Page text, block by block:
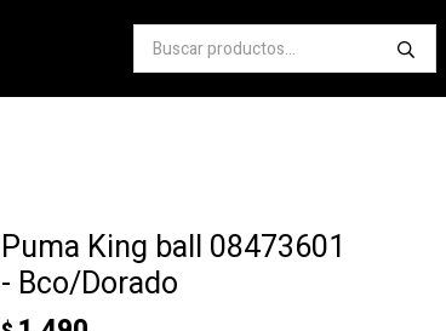
Puma King ball 08473601
- Bco/Dorado